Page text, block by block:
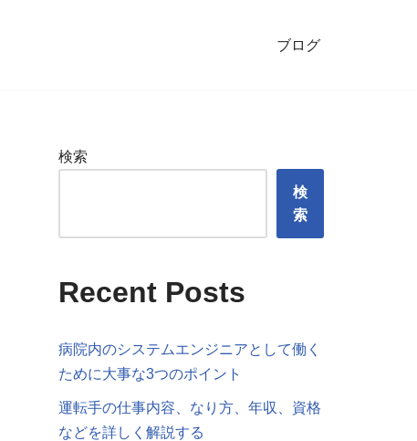
ブログ
検索
検
索
Recent Posts
病院内のシステムエンジニアとして働く
ために大事な3つのポイント
運転手の仕事内容、なり方、年収、資格
などを詳しく解説する